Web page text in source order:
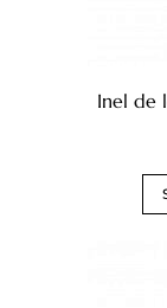
Inel de